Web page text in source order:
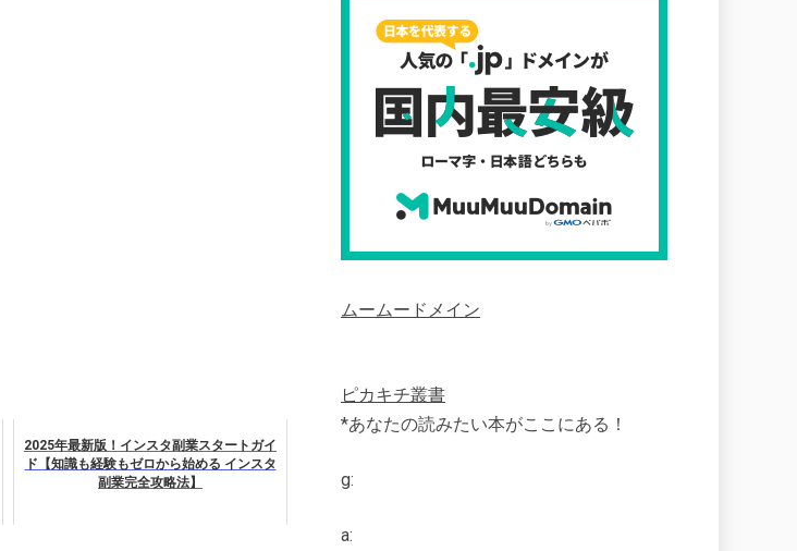
2025年最新版！インスタ副業スタートガイ
ド【知識も経験もゼロから始める インスタ
副業完全攻略法】
ムームードメイン
ピカキチ叢書
*あなたの読みたい本がここにある！
g:
a: